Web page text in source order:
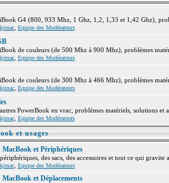
G4 (800, 933 Mhz, 1 Ghz, 1,2, 1,33 et 1,42 Ghz),
, Equipe des Modérateurs
de couleurs (de 500 Mhz à 900 Mhz), problèmes
, Equipe des Modérateurs
de couleurs (de 300 Mhz à 466 Mhz), problèmes
, Equipe des Modérateurs
PowerBook en vrac, problèmes matériels, solutions et
, Equipe des Modérateurs
et usages
MacBook et Périphériques
des sacs, des accessoires et tout ce qui
, Equipe des Modérateurs
et Déplacements